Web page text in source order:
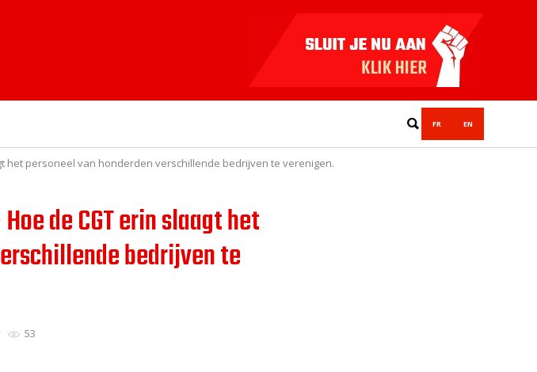
FR EN
het personeel van honderden verschillende bedrijven te verenigen.
de CGT erin slaagt het
bedrijven te
53